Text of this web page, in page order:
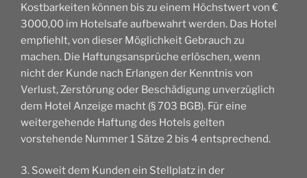
Kostbarkeiten können bis zu einem Höchstwert von €
3000,00 im Hotelsafe aufbewahrt werden. Das Hotel
empfiehlt, von dieser Möglichkeit Gebrauch zu
machen. Die Haftungsansprüche erlöschen, wenn
nicht der Kunde nach Erlangen der Kenntnis von
Verlust, Zerstörung oder Beschädigung unverzüglich
dem Hotel Anzeige macht (§ 703 BGB). Für eine
weitergehende Haftung des Hotels gelten
vorstehende Nummer 1 Sätze 2 bis 4 entsprechend.
3. Soweit dem Kunden ein Stellplatz in der